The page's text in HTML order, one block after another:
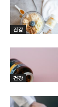
건강
건강